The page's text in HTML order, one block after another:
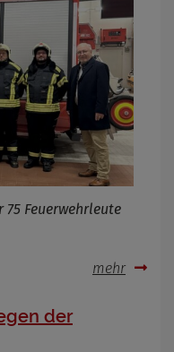
Feuerwehrleute
mehr
der